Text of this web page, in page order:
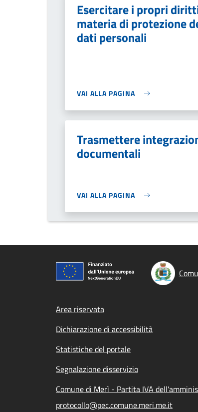
Esercitare i propri
materia di protezione
dati personali
VAI ALLA PAGINA
Trasmettere
documentali
VAI ALLA PAGINA
Footer menu
Area riservata
Dichiarazione di accessibilità
Statistiche del portale
Segnalazione disservizio
Comune di Merì - Partita IVA
protocollo@pec.comune.meri.me.it